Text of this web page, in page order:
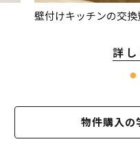
壁付けキッチンの交換
詳
物件購入の